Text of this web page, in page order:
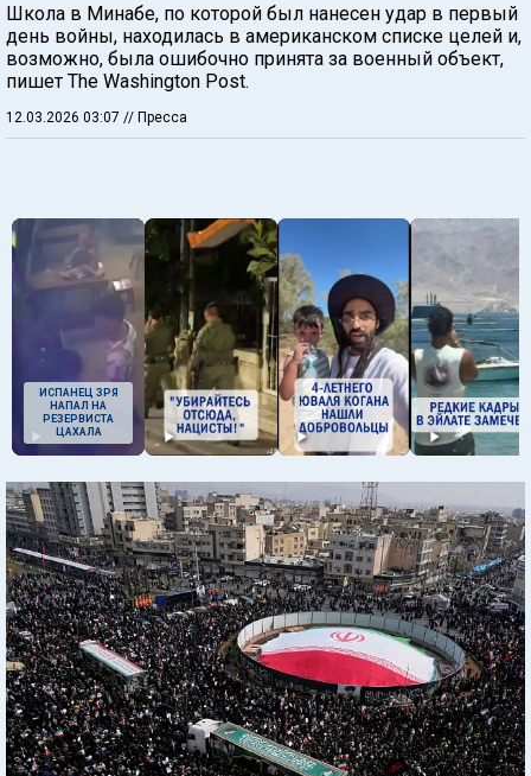
Школа в Минабе, по которой был нанесен удар в первый
день войны, находилась в американском списке целей и,
возможно, была ошибочно принята за военный объект,
пишет The Washington Post.
12.03.2026 03:07 // Пресса
ИСПАНЕЦ ЗРЯ
НАПАЛ НА
РЕЗЕРВИСТА
ЦАХАЛА